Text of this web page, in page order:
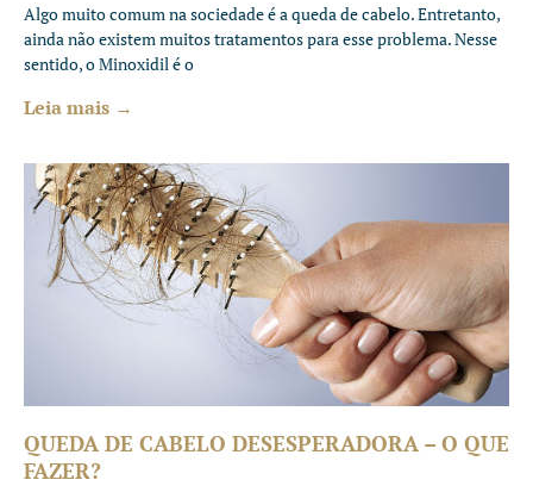
Algo muito comum na sociedade é a queda de cabelo. Entretanto,
ainda não existem muitos tratamentos para esse problema. Nesse
sentido, o Minoxidil é o
Leia mais →
QUEDA DE CABELO DESESPERADORA – O QUE
FAZER?